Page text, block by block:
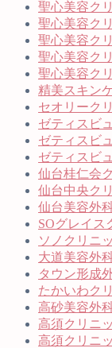
聖心美容ク
聖心美容ク
聖心美容ク
聖心美容ク
聖心美容ク
精美スキン
セオリーク
ゼティスビ
ゼティスビ
ゼティスビ
仙台桂仁会
仙台中央ク
仙台美容外
SOグレイス
ソノクリニ
大道美容外
タウン形成
たかいわク
高砂美容外
高須クリニ
高須クリニ